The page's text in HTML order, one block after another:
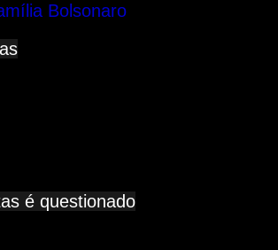
Bolsonaro
é questionado